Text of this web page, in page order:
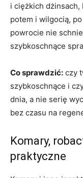
i ciężkich dżinsach,
potem i wilgocią,
powrocie nie
szybkoschnące
Co sprawdzić: czy
szybkoschnące i
dnia, a nie serię
bez czasu na
Komary,
praktyczne